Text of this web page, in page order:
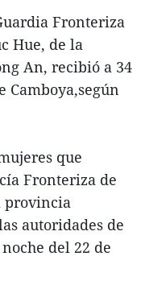
Fronteriza
Hue, de la
An, recibió a 34
Camboya,según
que
Fronteriza de
provincia
autoridades de
del 22 de